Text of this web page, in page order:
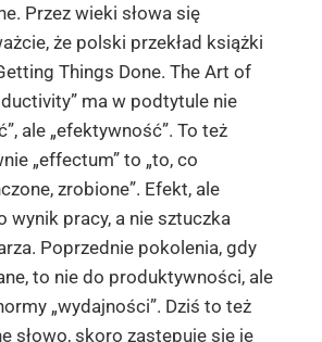
Przez wieki słowa się
że polski przekład książki
Things Done. The Art of
ma w podtytule nie
ale „efektywność”. To też
„effectum” to „to, co
zrobione”. Efekt, ale
wynik pracy, a nie sztuczka
Poprzednie pokolenia, gdy
to nie do produktywności, ale
„wydajności”. Dziś to też
słowo, skoro zastępuje się je